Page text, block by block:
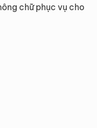
chữ phục vụ cho